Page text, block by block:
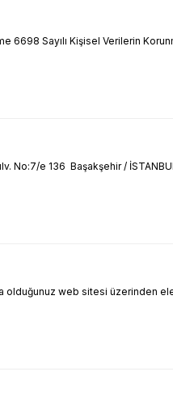
Sayılı Kişisel Verilerin
e 136 Başakşehir /
olduğunuz web sitesi